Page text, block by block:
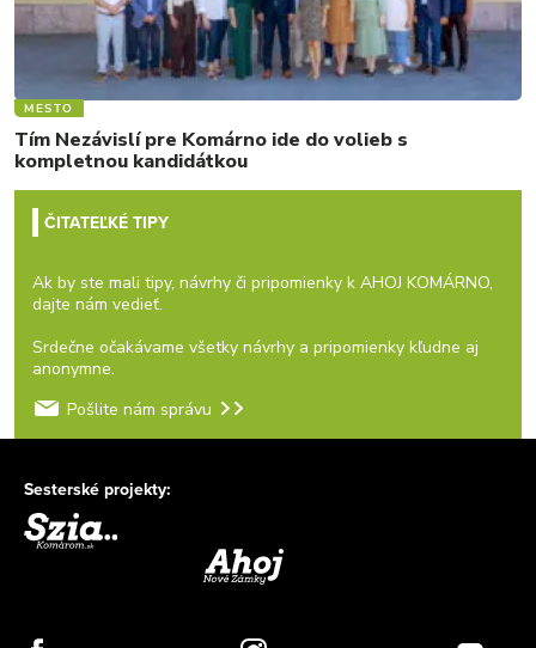
MESTO
Tím Nezávislí pre Komárno ide do volieb s
kompletnou kandidátkou
ČITATEĽKÉ TIPY
Ak by ste mali tipy, návrhy či pripomienky k AHOJ KOMÁRNO,
dajte nám vedieť.
Srdečne očakávame všetky návrhy a pripomienky kľudne aj
anonymne.
Pošlite nám správu
Sesterské projekty: